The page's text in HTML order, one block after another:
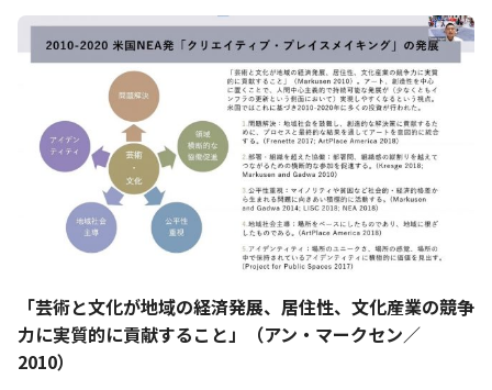
「芸術と文化が地域の経済発展、居住性、文化産業の競争
力に実質的に貢献すること」（アン・マークセン／
2010）